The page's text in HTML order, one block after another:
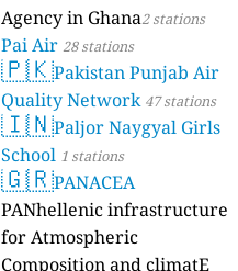
Agency in Ghana2 stations
Pai Air 28 stations
🇵🇰Pakistan Punjab Air
Quality Network 47 stations
🇮🇳Paljor Naygyal Girls
School 1 stations
🇬🇷PANACEA
PANhellenic infrastructure
for Atmospheric
Composition and climatE